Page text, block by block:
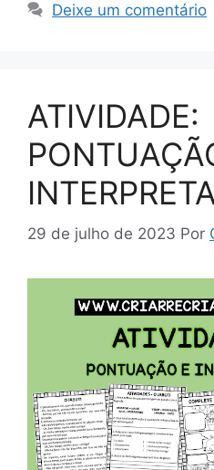
Deixe um comentário
ATIVIDADE:
29 de julho de 2023 Por